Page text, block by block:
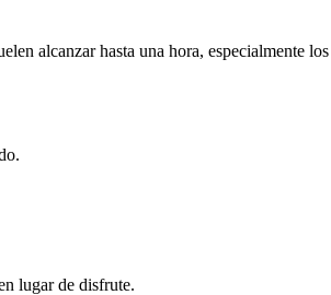
alcanzar hasta una hora, especialmente
lugar de disfrute.